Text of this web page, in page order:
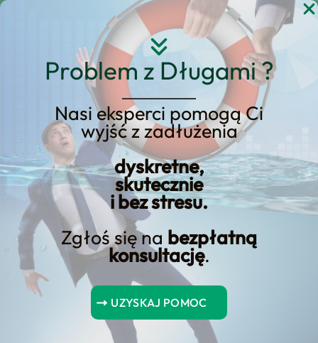
Problem z Długami ?
Nasi eksperci pomogą Ci
wyjść z zadłużenia
dyskretne,
skutecznie
i bez stresu.
Zgłoś się na bezpłatną
konsultację.
UZYSKAJ POMOC
Przejdź
KREDYT123.PL – OFERTA SPRZEDAŻOWA
upadłość konsumencka
a mieszkanie na kredyt
upadłość konsumencka a mieszkanie na
kredyt to usługa, którą prowadzimy w
modelu nastawionym na wynik:
diagnoza sytuacji, dobór rozwiązania,